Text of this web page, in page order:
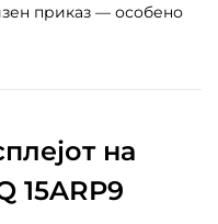
приказ — особено
на
15ARP9